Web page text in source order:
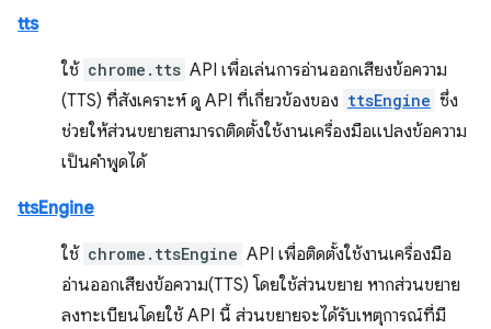
tts
ใช้ chrome.tts API เพื่อเล่นการอ่านออกเสียงข้อความ
(TTS) ที่สังเคราะห์ ดู API ที่เกี่ยวข้องของ ttsEngine ซึ่ง
ช่วยให้ส่วนขยายสามารถติดตั้งใช้งานเครื่องมือแปลงข้อความ
เป็นคำพูดได้
ttsEngine
ใช้ chrome.ttsEngine API เพื่อติดตั้งใช้งานเครื่องมือ
อ่านออกเสียงข้อความ(TTS) โดยใช้ส่วนขยาย หากส่วนขยาย
ลงทะเบียนโดยใช้ API นี้ ส่วนขยายจะได้รับเหตุการณ์ที่มี